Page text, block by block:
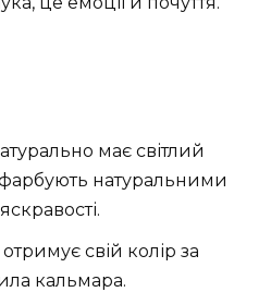
має світлий
фарбують натуральними
свій колір за
кальмара.